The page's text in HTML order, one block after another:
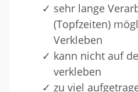
sehr lange
(Topfzeiten)
Verkleben
kann nicht auf
verkleben
zu viel